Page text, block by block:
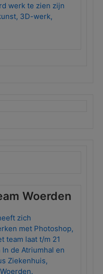
werk te zien zijn
3D-werk,
Woerden
zich
met Photoshop,
team laat t/m 21
de Atriumhal en
Ziekenhuis,